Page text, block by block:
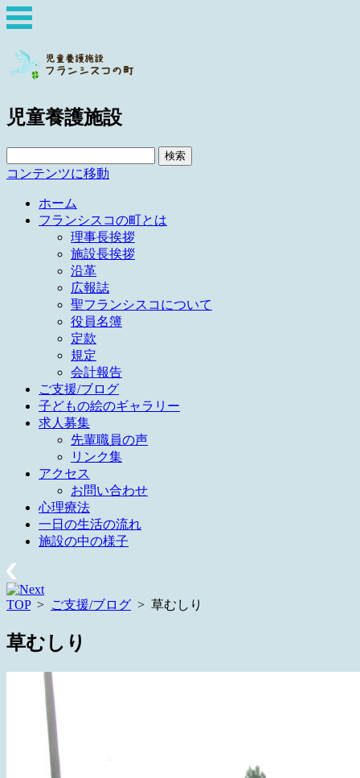
児童養護施設
索:
コンテンツに移動
ホーム
フランシスコの町とは
理事長挨拶
施設長挨拶
沿革
広報誌
聖フランシスコについて
役員名簿
定款
規定
会計報告
ご支援/ブログ
子どもの絵のギャラリー
求人募集
先輩職員の声
リンク集
アクセス
お問い合わせ
心理療法
一日の生活の流れ
施設の中の様子
TOP> ご支援/ブログ > 草むしり
草むしり